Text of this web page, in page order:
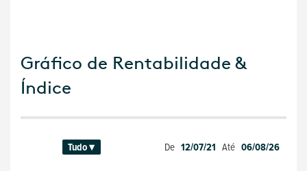
Gráfico de Rentabilidade &
Índice
Tudo ▾ De 12/07/21 Até 06/08/26